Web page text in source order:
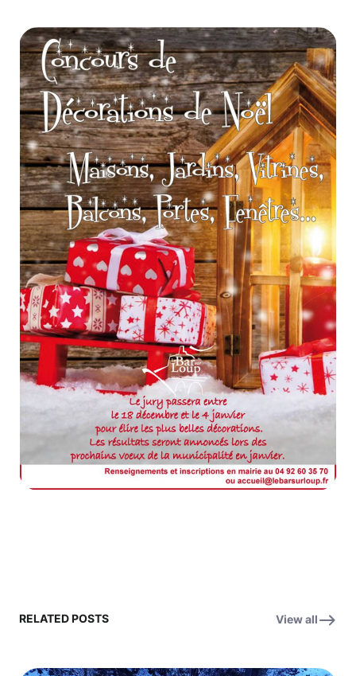
RELATED POSTS View all